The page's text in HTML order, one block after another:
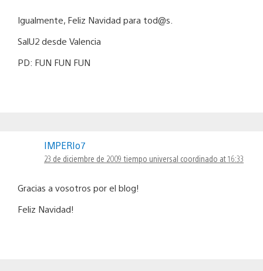
Igualmente, Feliz Navidad para tod@s.
SalU2 desde Valencia
PD: FUN FUN FUN
IMPERIo7
23 de diciembre de 2009 tiempo universal coordinado at 16:33
Gracias a vosotros por el blog!
Feliz Navidad!